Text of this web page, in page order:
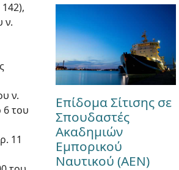
ν.
ν.
6 του
11
Επίδομα Σίτισης σε
Σπουδαστές
Ακαδημιών
Εμπορικού
Ναυτικού (ΑΕΝ)